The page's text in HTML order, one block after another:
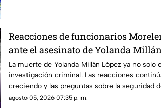
Reacciones de funcionarios
ante el asesinato de Yolanda
ayudante municipal de Tepetzingo
La muerte de Yolanda Millán López ya no solo
investigación criminal. Las reacciones
creciendo y las preguntas sobre la seguridad
funcionarios municipales en Morelos son cada
agosto 05, 2026 07:35 p. m.